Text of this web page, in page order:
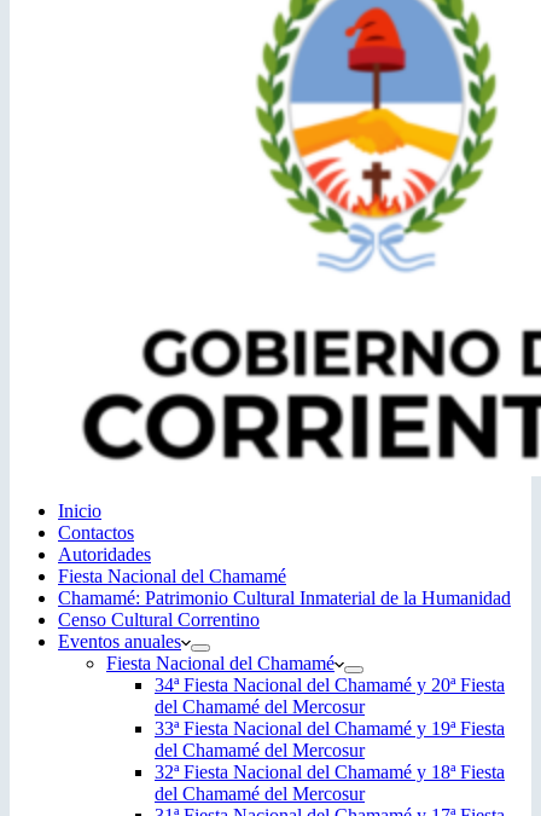
Inicio
Contactos
Autoridades
Fiesta Nacional del Chamamé
Chamamé: Patrimonio Cultural Inmaterial de la Humanidad
Censo Cultural Correntino
Eventos anuales
Fiesta Nacional del Chamamé
34ª Fiesta Nacional del Chamamé y 20ª Fiesta
del Chamamé del Mercosur
33ª Fiesta Nacional del Chamamé y 19ª Fiesta
del Chamamé del Mercosur
32ª Fiesta Nacional del Chamamé y 18ª Fiesta
del Chamamé del Mercosur